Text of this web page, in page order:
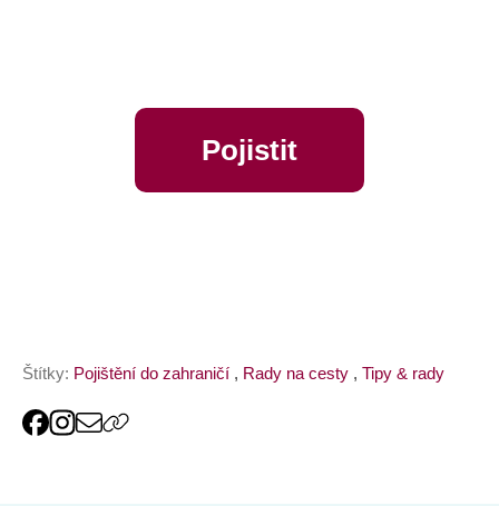
Pojistit
Štítky: Pojištění do zahraničí , Rady na cesty , Tipy & rady